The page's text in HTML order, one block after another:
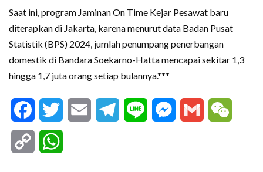
Saat ini, program Jaminan On Time Kejar Pesawat baru
diterapkan di Jakarta, karena menurut data Badan Pusat
Statistik (BPS) 2024, jumlah penumpang penerbangan
domestik di Bandara Soekarno-Hatta mencapai sekitar 1,3
hingga 1,7 juta orang setiap bulannya.***
FacebookTwitter Email Telegram
Line Messenger
Gmail
Copy